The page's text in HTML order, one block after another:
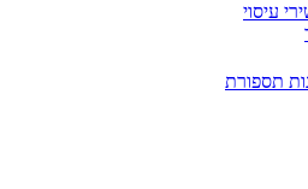
עיסוי
תספורת